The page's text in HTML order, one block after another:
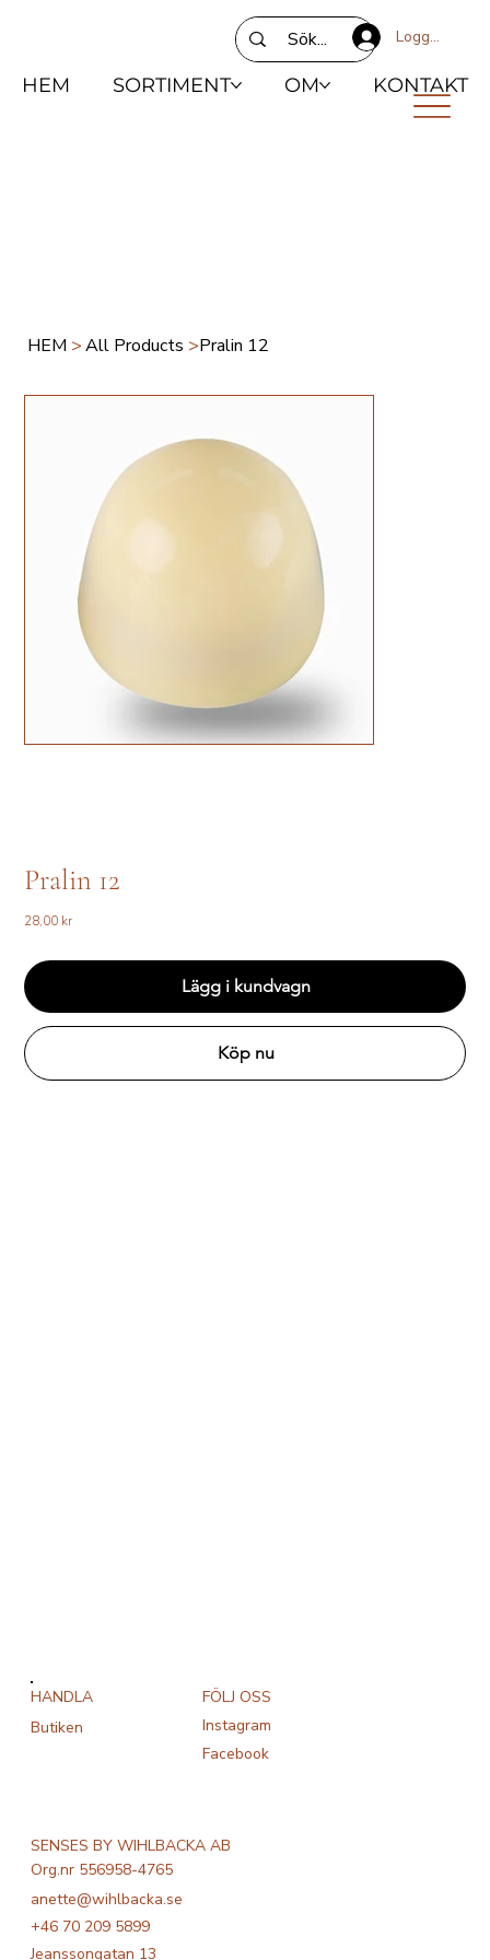
HEM SORTIMENT OM KONTAKT
Logga in
HEM >All Products >Pralin 12
Pralin 12
Pris
28,00 kr
Lägg i kundvagn
Köp nu
HANDLA
Butiken
anette@wihlbacka.se
SENSES BY WIHLBACKA AB
Org.nr 556958-4765
+46 70 209 5899
Jeanssongatan 13
FÖLJ OSS
Instagram
Facebook